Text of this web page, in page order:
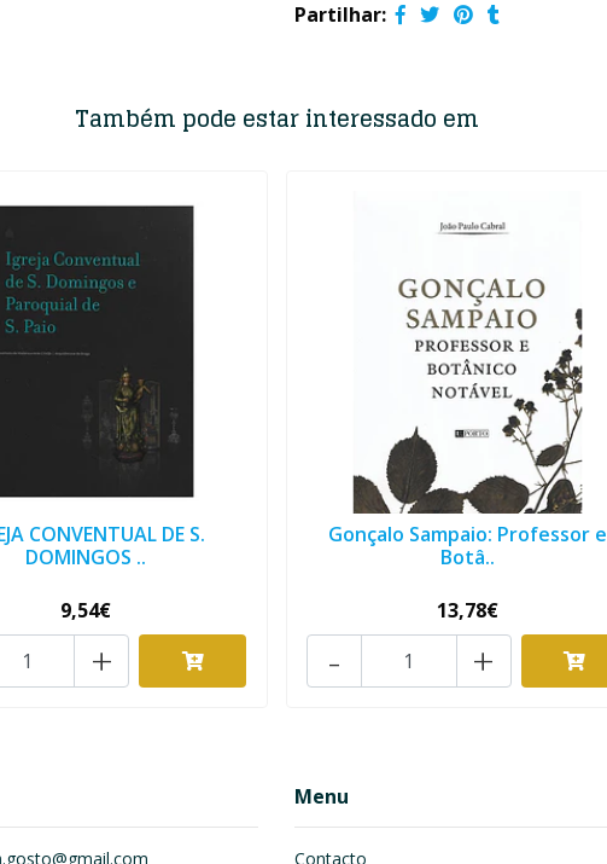
Partilhar:
Também pode estar interessado em
CONVENTUAL DE S.
DOMINGOS ..
9,54€
+
Gonçalo Sampaio: Professor e
Botâ..
13,78€
+
-
Menu
Contacto